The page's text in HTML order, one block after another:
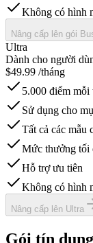
Không có hình
Nâng cấp lên gói
Ultra
Dành cho người
$49.99 /tháng
5.000 điểm mỗi
Sử dụng cho
Tất cả các mẫu
Mức thưởng tối
Hỗ trợ ưu tiên
Không có hình
Nâng cấp lên Ultra
Gói tín